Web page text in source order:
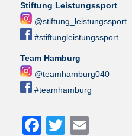
Stiftung Leistungssport
@stiftung_leistungssport
#stiftungleistungssport
Team Hamburg
@teamhamburg040
#teamhamburg
Facebook
Twitter